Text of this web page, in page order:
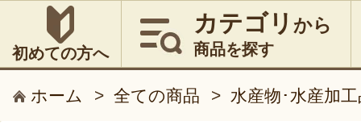
初めての方へ
カテゴリ から
商品を探す
ホーム > 全ての商品 > 水産物･水産加